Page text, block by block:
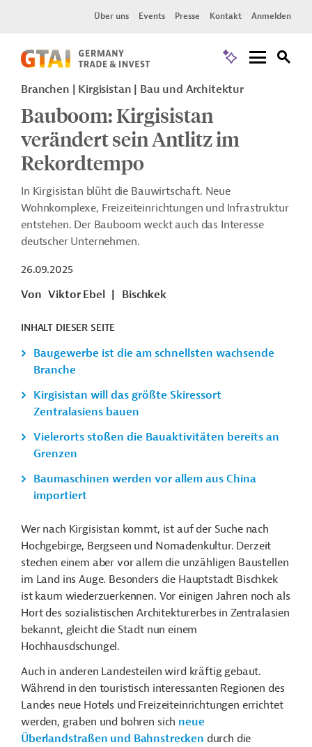
Über uns Events Presse Kontakt Anmelden
Branchen | Kirgisistan | Bau und Architektur
Bauboom: Kirgisistan
verändert sein Antlitz im
Rekordtempo
In Kirgisistan blüht die Bauwirtschaft. Neue
Wohnkomplexe, Freizeiteinrichtungen und Infrastruktur
entstehen. Der Bauboom weckt auch das Interesse
deutscher Unternehmen.
26.09.2025
Von Viktor Ebel Bischkek
INHALT DIESER SEITE
Baugewerbe ist die am schnellsten wachsende
Branche
Kirgisistan will das größte Skiressort
Zentralasiens bauen
Vielerorts stoßen die Bauaktivitäten bereits an
Grenzen
Baumaschinen werden vor allem aus China
importiert
Wer nach Kirgisistan kommt, ist auf der Suche nach
Hochgebirge, Bergseen und Nomadenkultur. Derzeit
stechen einem aber vor allem die unzähligen Baustellen
im Land ins Auge. Besonders die Hauptstadt Bischkek
ist kaum wiederzuerkennen. Vor einigen Jahren noch als
Hort des sozialistischen Architekturerbes in Zentralasien
bekannt, gleicht die Stadt nun einem
Hochhausdschungel.
Auch in anderen Landesteilen wird kräftig gebaut.
Während in den touristisch interessanten Regionen des
Landes neue Hotels und Freizeiteinrichtungen errichtet
werden, graben und bohren sich neue
Überlandstraßen und Bahnstrecken durch die